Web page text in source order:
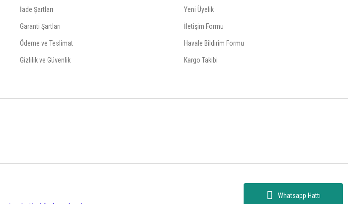
Whatsapp Hattı
İade Şartları
Garanti Şartları
Ödeme ve Teslimat
Gizlilik ve Güvenlik
Yeni Üyelik
İletişim Formu
Havale Bildirim Formu
Kargo Takibi